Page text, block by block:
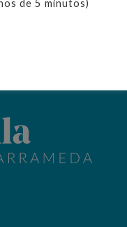
del Ayuntamiento
de 5 minutos)